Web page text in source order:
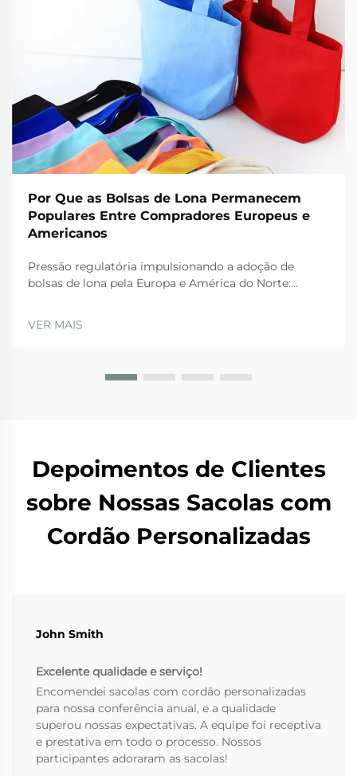
Por Que as Bolsas de Lona Permanecem
Populares Entre Compradores Europeus e
Americanos
Pressão regulatória impulsionando a adoção de
bolsas de lona pela Europa e América do Norte:
regulamentações da UE estão realmente levando as
VER MAIS
Depoimentos de Clientes
sobre Nossas Sacolas com
Cordão Personalizadas
John Smith
Excelente qualidade e serviço!
Encomendei sacolas com cordão personalizadas
para nossa conferência anual, e a qualidade
superou nossas expectativas. A equipe foi receptiva
e prestativa em todo o processo. Nossos
participantes adoraram as sacolas!